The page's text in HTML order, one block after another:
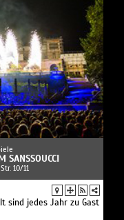
SANSSOUCCI
10/11
sind jedes Jahr zu Gast